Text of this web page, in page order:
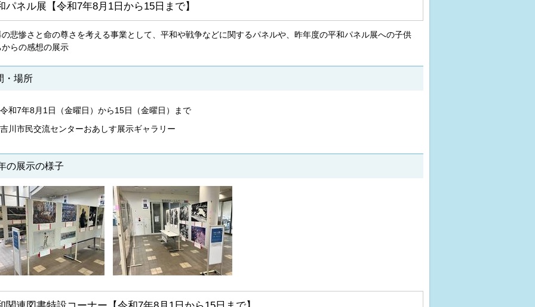
パネル展【令和7年8月1日から15日まで】
の悲惨さと命の尊さを考える事業として、平和や戦争などに関するパネルや、昨年度の平和パネル展への子供
からの感想の展示
・場所
令和7年8月1日（金曜日）から15日（金曜日）まで
吉川市民交流センターおあしす展示ギャラリー
の展示の様子